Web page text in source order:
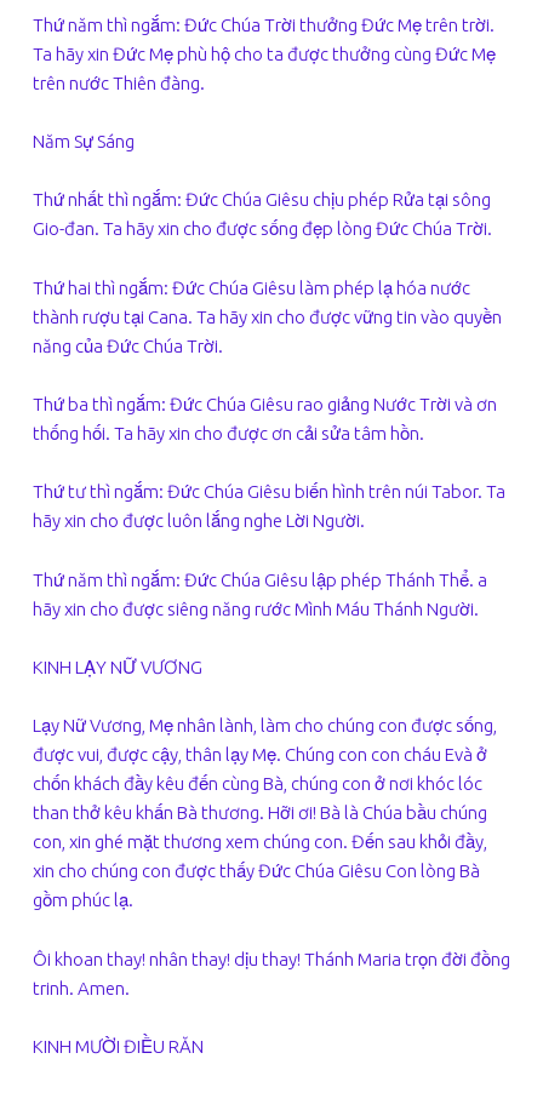
Thứ năm thì ngắm: Đức Chúa Trời thưởng Đức Mẹ trên trời.
Ta hãy xin Đức Mẹ phù hộ cho ta được thưởng cùng Đức Mẹ
trên nước Thiên đàng.
Năm Sự Sáng
Thứ nhất thì ngắm: Đức Chúa Giêsu chịu phép Rửa tại sông
Gio-đan. Ta hãy xin cho được sống đẹp lòng Đức Chúa Trời.
Thứ hai thì ngắm: Đức Chúa Giêsu làm phép lạ hóa nước
thành rượu tại Cana. Ta hãy xin cho được vững tin vào quyền
năng của Đức Chúa Trời.
Thứ ba thì ngắm: Đức Chúa Giêsu rao giảng Nước Trời và ơn
thống hối. Ta hãy xin cho được ơn cải sửa tâm hồn.
Thứ tư thì ngắm: Đức Chúa Giêsu biến hình trên núi Tabor. Ta
hãy xin cho được luôn lắng nghe Lời Người.
Thứ năm thì ngắm: Đức Chúa Giêsu lập phép Thánh Thể. a
hãy xin cho được siêng năng rước Mình Máu Thánh Người.
KINH LẠY NỮ VƯƠNG
Lạy Nữ Vương, Mẹ nhân lành, làm cho chúng con được sống,
được vui, được cậy, thân lạy Mẹ. Chúng con con cháu Evà ở
chốn khách đầy kêu đến cùng Bà, chúng con ở nơi khóc lóc
than thở kêu khấn Bà thương. Hỡi ơi! Bà là Chúa bầu chúng
con, xin ghé mặt thương xem chúng con. Đến sau khỏi đầy,
xin cho chúng con được thấy Đức Chúa Giêsu Con lòng Bà
gồm phúc lạ.
Ôi khoan thay! nhân thay! dịu thay! Thánh Maria trọn đời đồng
trinh. Amen.
KINH MƯỜI ĐIỀU RĂN